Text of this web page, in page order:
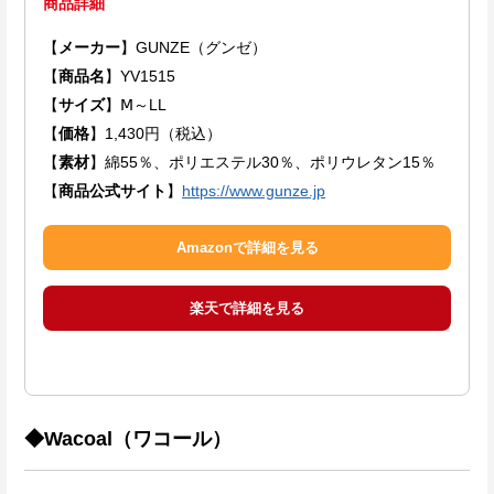
商品詳細
【メーカー】GUNZE（グンゼ）
【商品名】YV1515
【サイズ】Ⅿ～LL
【価格】1,430円（税込）
【素材】綿55％、ポリエステル30％、ポリウレタン15％
【商品公式サイト 】 https://www.gunze.jp
Amazonで詳細を見る
楽天で詳細を見る
◆Wacoal（ワコール）